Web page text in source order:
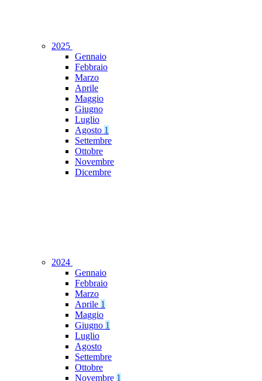
2025
Gennaio
Febbraio
Marzo
Aprile
Maggio
Giugno
Luglio
Agosto 1
Settembre
Ottobre
Novembre
Dicembre
2024
Gennaio
Febbraio
Marzo
Aprile 1
Maggio
Giugno 1
Luglio
Agosto
Settembre
Ottobre
Novembre 1